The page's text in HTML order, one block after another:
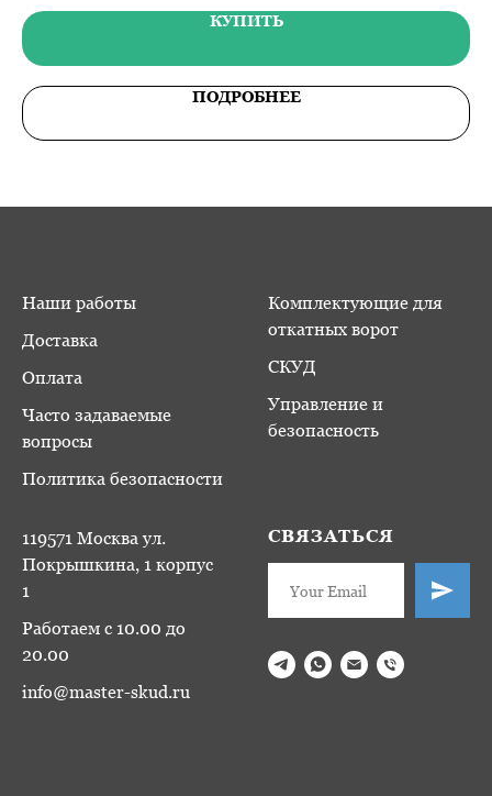
КУПИТЬ
ПОДРОБНЕЕ
Наши работы
Доставка
Оплата
Часто задаваемые
вопросы
Политика безопасности
Комплектующие для
откатных ворот
СКУД
Управление и
безопасность
119571 Москва ул.
Покрышкина, 1 корпус
1
Работаем с 10.00 до
20.00
info@master-skud.ru
СВЯЗАТЬСЯ